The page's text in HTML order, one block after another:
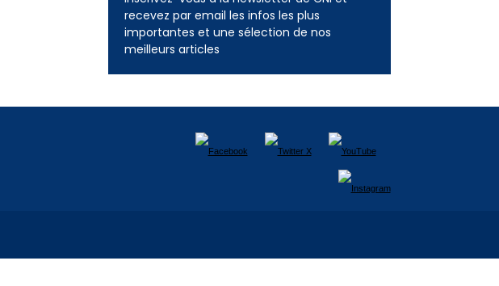
Inscrivez-vous à la newsletter de CNI et
recevez par email les infos les plus